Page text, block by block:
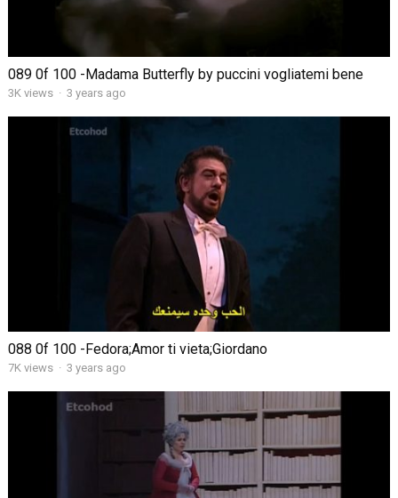
089 0f 100 -Madama Butterfly by puccini vogliatemi bene
3K views · 3 years ago
088 0f 100 -Fedora;Amor ti vieta;Giordano
7K views · 3 years ago